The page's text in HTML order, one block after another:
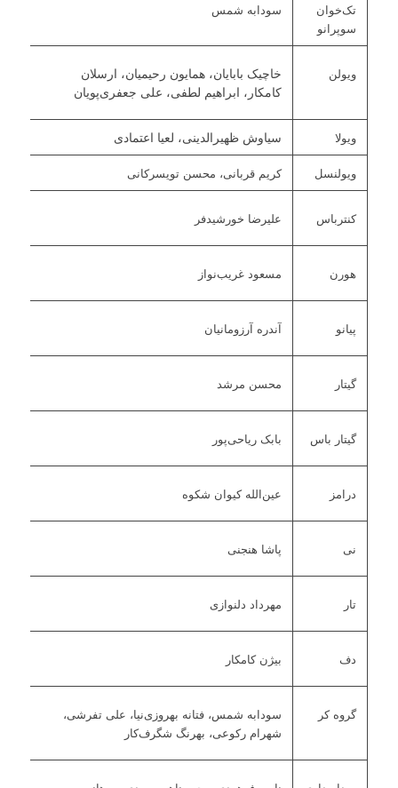
تک‌خوان
سوپرانو
سودابه شمس
ویولن
خاچیک بابایان، همایون رحیمیان، ارسلان
کامکار، ابراهیم لطفی، علی جعفری‌پویان
ویولا سیاوش ظهیرالدینی، لعیا اعتمادی
ویولنسل کریم قربانی، محسن تویسرکانی
کنترباس علیرضا خورشیدفر
هورن مسعود غریب‌نواز
پیانو آندره آرزومانیان
گیتار محسن مرشد
گیتار باس بابک ریاحی‌پور
درامز عین‌الله کیوان شکوه
نی پاشا هنجنی
تار مهرداد دلنوازی
دف بیژن کامکار
گروه کر
سودابه شمس، فتانه بهروزی‌نیا، علی تفرشی،
شهرام رکوعی، بهرنگ شگرف‌کار